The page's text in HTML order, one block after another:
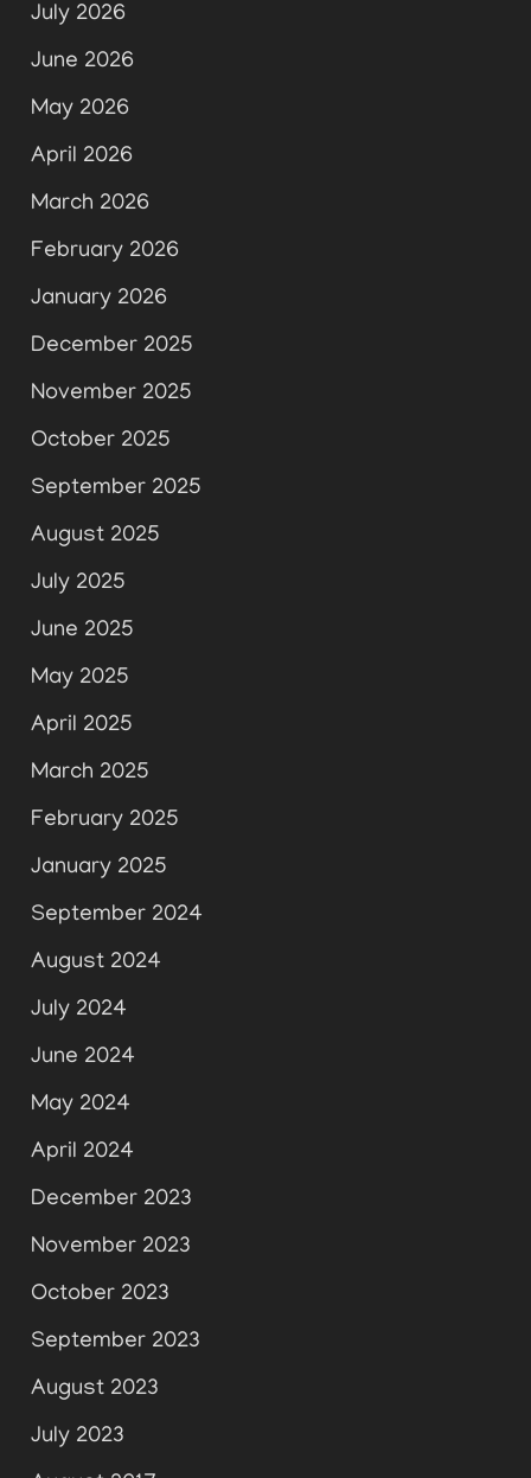
July 2026
June 2026
May 2026
April 2026
March 2026
February 2026
January 2026
December 2025
November 2025
October 2025
September 2025
August 2025
July 2025
June 2025
May 2025
April 2025
March 2025
February 2025
January 2025
September 2024
August 2024
July 2024
June 2024
May 2024
April 2024
December 2023
November 2023
October 2023
September 2023
August 2023
July 2023